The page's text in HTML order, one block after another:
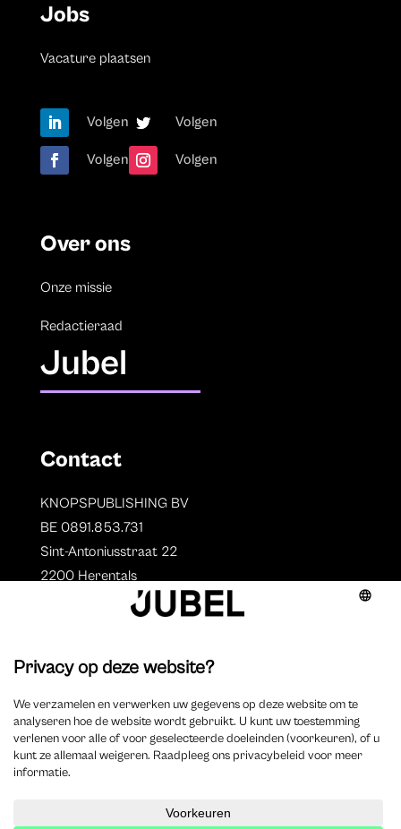
Jobs
Vacature plaatsen
Volgen Volgen
Volgen Volgen
Over ons
Onze missie
Redactieraad
Jubel
Contact
KNOPSPUBLISHING BV
BE 0891.853.731
Sint-Antoniusstraat 22
2200 Herentals
Auteurs
Overzicht auteurs
Auteur worden?